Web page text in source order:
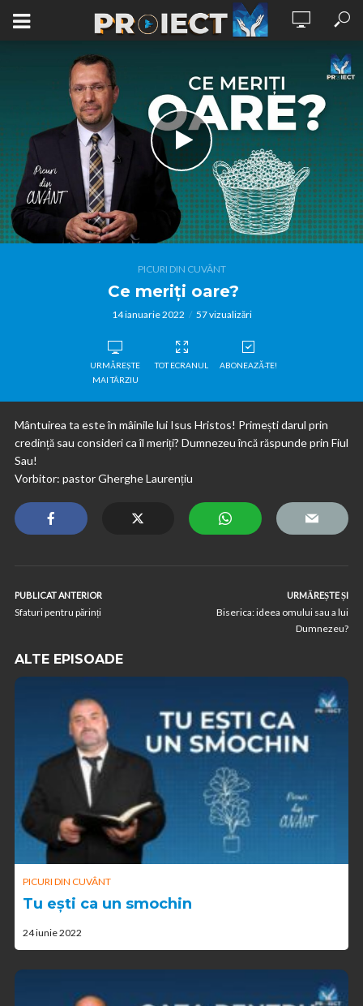
PICURI DIN CUVÂNT
Ce meriți oare?
14 ianuarie 2022 57 vizualizări
URMĂREȘTE
MAI TÂRZIU
TOT ECRANUL ABONEAZĂ-TE!
Mântuirea ta este în mâinile lui Isus Hristos! Primești darul prin
credință sau consideri ca îl meriți? Dumnezeu încă răspunde prin Fiul
Sau!
Vorbitor: pastor Gherghe Laurențiu
PUBLICAT ANTERIOR
Sfaturi pentru părinți
URMĂREȘTE ȘI
Biserica: ideea omului sau a lui
Dumnezeu?
ALTE EPISOADE
PICURI DIN CUVÂNT
Tu ești ca un smochin
24 iunie 2022